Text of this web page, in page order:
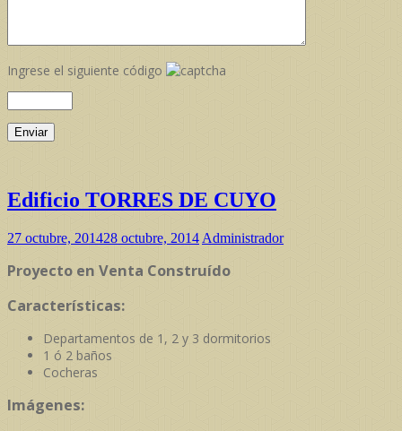
Ingrese el siguiente código
Edificio TORRES DE CUYO
27 octubre, 201428 octubre, 2014 Administrador
Proyecto en Venta Construído
Características:
Departamentos de 1, 2 y 3 dormitorios
1 ó 2 baños
Cocheras
Imágenes: